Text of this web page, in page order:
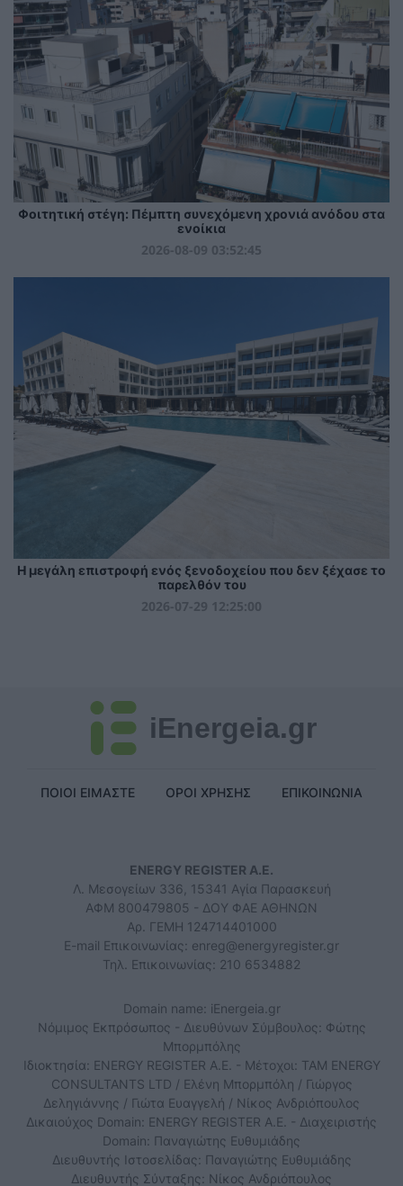
Φοιτητική στέγη: Πέμπτη συνεχόμενη χρονιά ανόδου στα
ενοίκια
2026-08-09 03:52:45
Η μεγάλη επιστροφή ενός ξενοδοχείου που δεν ξέχασε το
παρελθόν του
2026-07-29 12:25:00
iEnergeia.gr
ΠΟΙΟΙ ΕΙΜΑΣΤΕ ΟΡΟΙ ΧΡΗΣΗΣ ΕΠΙΚΟΙΝΩΝΙΑ
ENERGY REGISTER Α.Ε.
Λ. Μεσογείων 336, 15341 Αγία Παρασκευή
ΑΦΜ 800479805 - ΔΟΥ ΦΑΕ ΑΘΗΝΩΝ
Αρ. ΓΕΜΗ 124714401000
E-mail Επικοινωνίας: enreg@energyregister.gr
Τηλ. Επικοινωνίας: 210 6534882
Domain name: iEnergeia.gr
Νόμιμος Εκπρόσωπος - Διευθύνων Σύμβουλος: Φώτης
Μπορμπόλης
Ιδιοκτησία: ENERGY REGISTER Α.Ε. - Μέτοχοι: TAM ENERGY
CONSULTANTS LTD / Ελένη Μπορμπόλη / Γιώργος
Δεληγιάννης / Γιώτα Ευαγγελή / Νίκος Ανδριόπουλος
Δικαιούχος Domain: ENERGY REGISTER Α.Ε. - Διαχειριστής
Domain: Παναγιώτης Ευθυμιάδης
Διευθυντής Ιστοσελίδας: Παναγιώτης Ευθυμιάδης
Διευθυντής Σύνταξης: Νίκος Ανδριόπουλος